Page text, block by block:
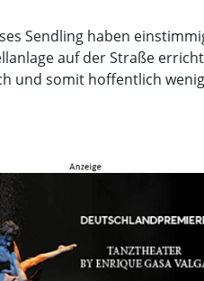
Sendling haben
auf der Straße
und somit hoffentlich